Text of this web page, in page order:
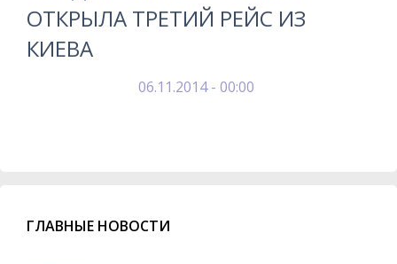
ОТКРЫЛА ТРЕТИЙ РЕЙС ИЗ
КИЕВА
06.11.2014 - 00:00
ГЛАВНЫЕ НОВОСТИ